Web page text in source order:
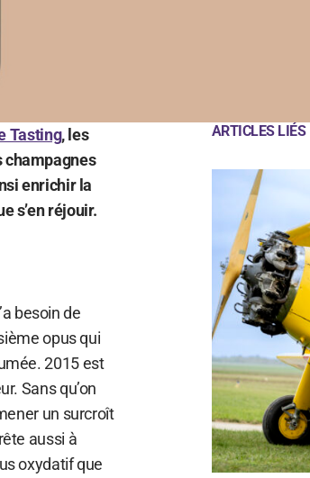
Tasting, les
champagnes
enrichir la
s’en réjouir.
besoin de
opus qui
2015 est
Sans qu’on
un surcroît
aussi à
oxydatif que
ARTICLES LIÉS